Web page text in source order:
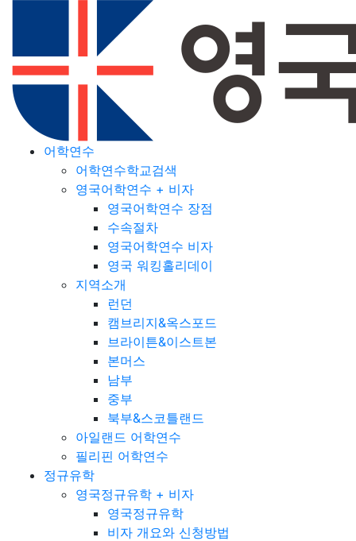
어학연수
어학연수학교검색
영국어학연수 + 비자
영국어학연수 장점
수속절차
영국어학연수 비자
영국 워킹홀리데이
지역소개
런던
캠브리지&옥스포드
브라이튼&이스트본
본머스
남부
중부
북부&스코틀랜드
아일랜드 어학연수
필리핀 어학연수
정규유학
영국정규유학 + 비자
영국정규유학
비자 개요와 신청방법